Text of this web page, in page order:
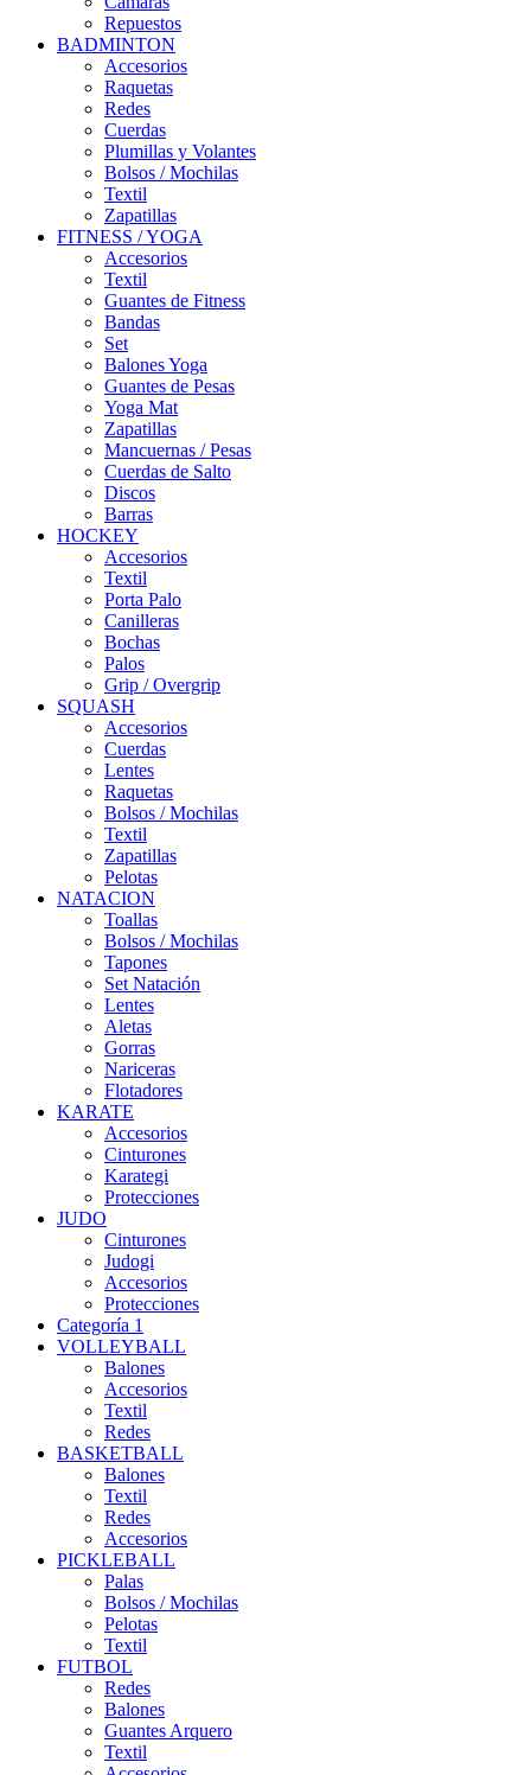
Repuestos
BADMINTON
Accesorios
Raquetas
Redes
Cuerdas
Plumillas y Volantes
Bolsos / Mochilas
Textil
Zapatillas
FITNESS / YOGA
Accesorios
Textil
Guantes de Fitness
Bandas
Set
Balones Yoga
Guantes de Pesas
Yoga Mat
Zapatillas
Mancuernas / Pesas
Cuerdas de Salto
Discos
Barras
HOCKEY
Accesorios
Textil
Porta Palo
Canilleras
Bochas
Palos
Grip / Overgrip
SQUASH
Accesorios
Cuerdas
Lentes
Raquetas
Bolsos / Mochilas
Textil
Zapatillas
Pelotas
NATACION
Toallas
Bolsos / Mochilas
Tapones
Set Natación
Lentes
Aletas
Gorras
Nariceras
Flotadores
KARATE
Accesorios
Cinturones
Karategi
Protecciones
JUDO
Cinturones
Judogi
Accesorios
Protecciones
Categoría 1
VOLLEYBALL
Balones
Accesorios
Textil
Redes
BASKETBALL
Balones
Textil
Redes
Accesorios
PICKLEBALL
Palas
Bolsos / Mochilas
Pelotas
Textil
FUTBOL
Redes
Balones
Guantes Arquero
Textil